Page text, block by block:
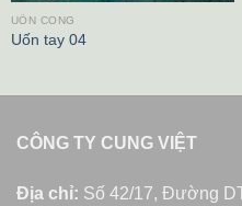
UỐN CONG
Uốn tay 04
CÔNG TY CUNG VIỆT
Địa chỉ: Số 42/17, Đường